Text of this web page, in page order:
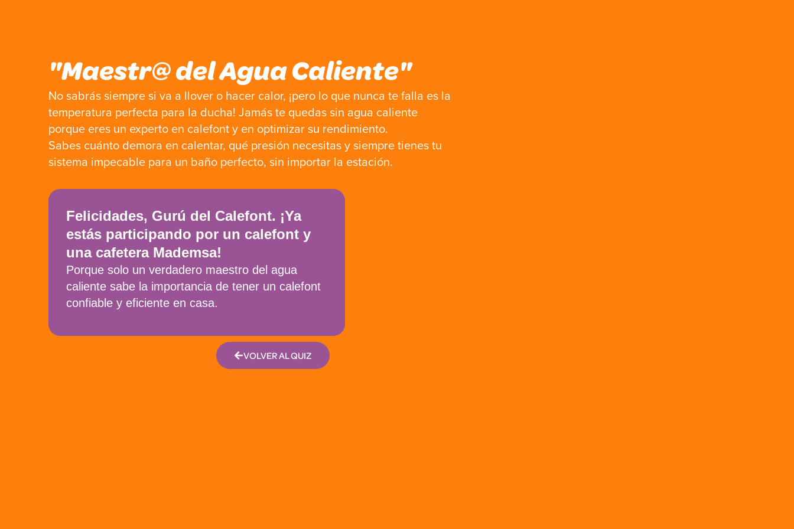
"Maestr@ del Agua Caliente"​
No sabrás siempre si va a llover o hacer calor, ¡pero lo que nunca te falla es la
temperatura perfecta para la ducha! Jamás te quedas sin agua caliente
porque eres un experto en calefont y en optimizar su rendimiento.
Sabes cuánto demora en calentar, qué presión necesitas y siempre tienes tu
sistema impecable para un baño perfecto, sin importar la estación.
Felicidades, Gurú del Calefont. ¡Ya
estás participando por un calefont y
una cafetera Mademsa!
Porque solo un verdadero maestro del agua
caliente sabe la importancia de tener un calefont
confiable y eficiente en casa.
VOLVER AL QUIZ